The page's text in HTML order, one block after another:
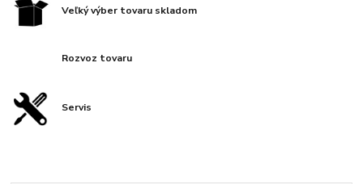
Veľký výber tovaru skladom
Rozvoz tovaru
Servis